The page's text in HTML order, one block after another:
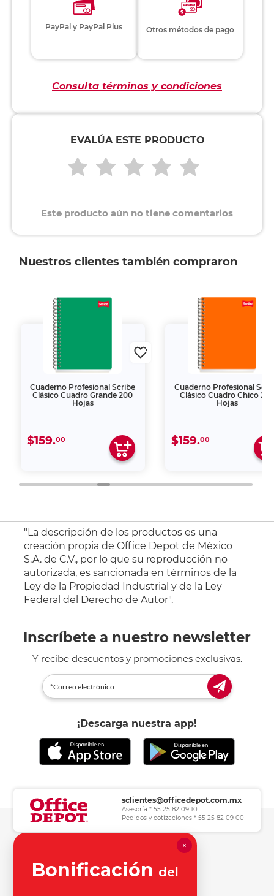
PayPal y PayPal Plus Otros métodos de pago
Consulta términos y condiciones
EVALÚA ESTE PRODUCTO
Este producto aún no tiene comentarios
Nuestros clientes también compraron
Cuaderno Profesional Scribe
Clásico Cuadro Grande 200
Hojas
$159.00
Cuaderno Profesional
Clásico Cuadro Chico 200
Hojas
$159.00
"La descripción de los productos es una
creación propia de Office Depot de México
S.A. de C.V., por lo que su reproducción no
autorizada, es sancionada en términos de la
Ley de la Propiedad Industrial y de la Ley
Federal del Derecho de Autor".
Inscríbete a nuestro newsletter
Y recibe descuentos y promociones exclusivas.
¡Descarga nuestra app!
sclientes@officedepot.com.mx
Asesoría * 55 25 82 09 10
Pedidos y cotizaciones * 55 25 82 09 00
Herramientas de consulta
×
Bonificación del